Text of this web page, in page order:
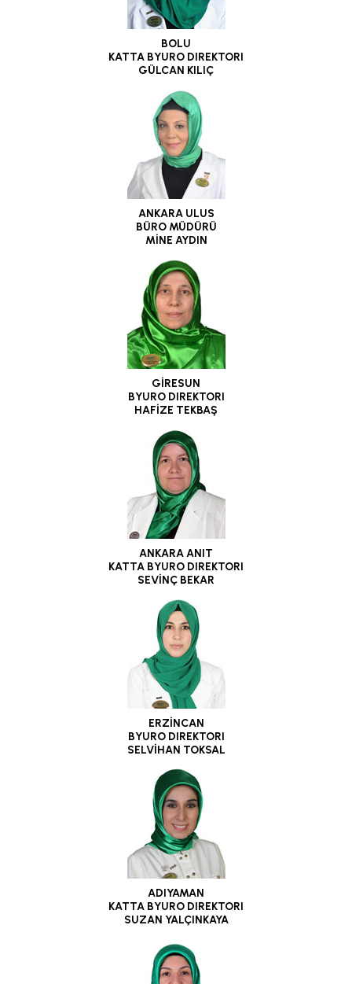
BOLU
KATTA BYURO DIREKTORI
GÜLCAN KILIÇ
ANKARA ULUS
BÜRO MÜDÜRÜ
MİNE AYDIN
GİRESUN
BYURO DIREKTORI
HAFİZE TEKBAŞ
ANKARA ANIT
KATTA BYURO DIREKTORI
SEVİNÇ BEKAR
ERZİNCAN
BYURO DIREKTORI
SELVİHAN TOKSAL
ADIYAMAN
KATTA BYURO DIREKTORI
SUZAN YALÇINKAYA